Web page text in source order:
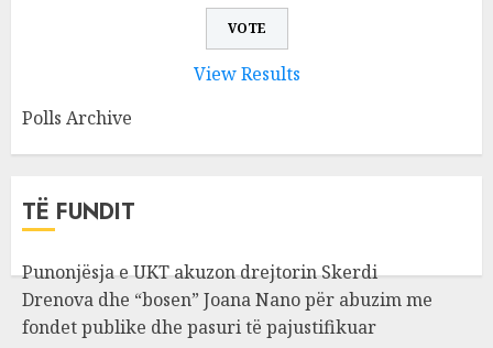
View Results
Polls Archive
TË FUNDIT
Punonjësja e UKT akuzon drejtorin Skerdi
Drenova dhe “bosen” Joana Nano për abuzim me
fondet publike dhe pasuri të pajustifikuar